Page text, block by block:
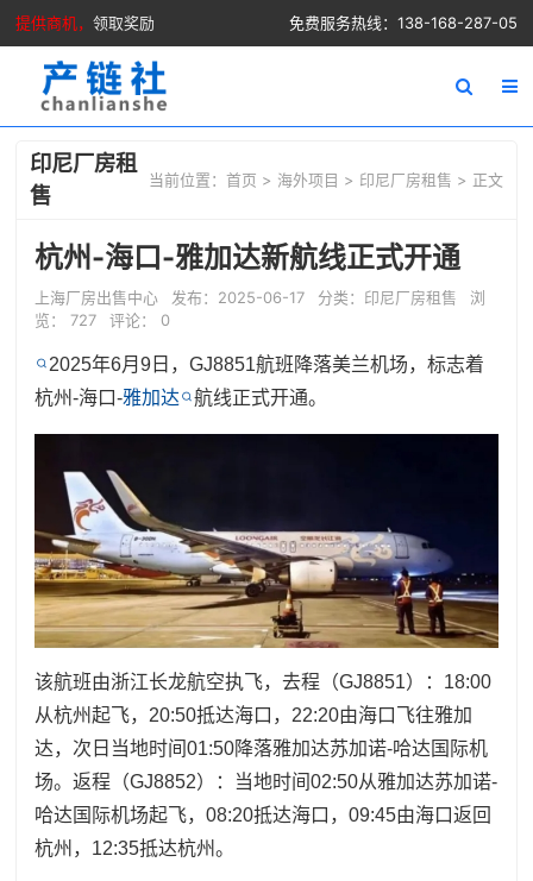
提供商机，领取奖励 免费服务热线：138-168-287-05
印尼厂房租
售
当前位置： 首页 > 海外项目 > 印尼厂房租售 > 正文
杭州-海口-雅加达新航线正式开通
上海厂房出售中心 发布：2025-06-17 分类： 印尼厂房租售
浏
览： 727
评论： 0
2025年6月9日，GJ8851航班降落美兰机场，标志着
杭州-海口-雅加达 航线正式开通。
该航班由浙江长龙航空执飞，去程（GJ8851）：18:00
从杭州起飞，20:50抵达海口，22:20由海口飞往雅加
达，次日当地时间01:50降落雅加达苏加诺-哈达国际机
场。返程（GJ8852）：当地时间02:50从雅加达苏加诺-
哈达国际机场起飞，08:20抵达海口，09:45由海口返回
杭州，12:35抵达杭州。